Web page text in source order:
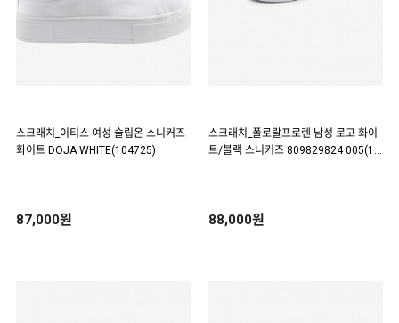
스크래치_이티스 여성 슬립온 스니커즈
화이트 DOJA WHITE(104725)
87,000원
스크래치_폴로랄프로렌 남성 로고 화이
트/블랙 스니커즈 809829824 005(18
88,000원